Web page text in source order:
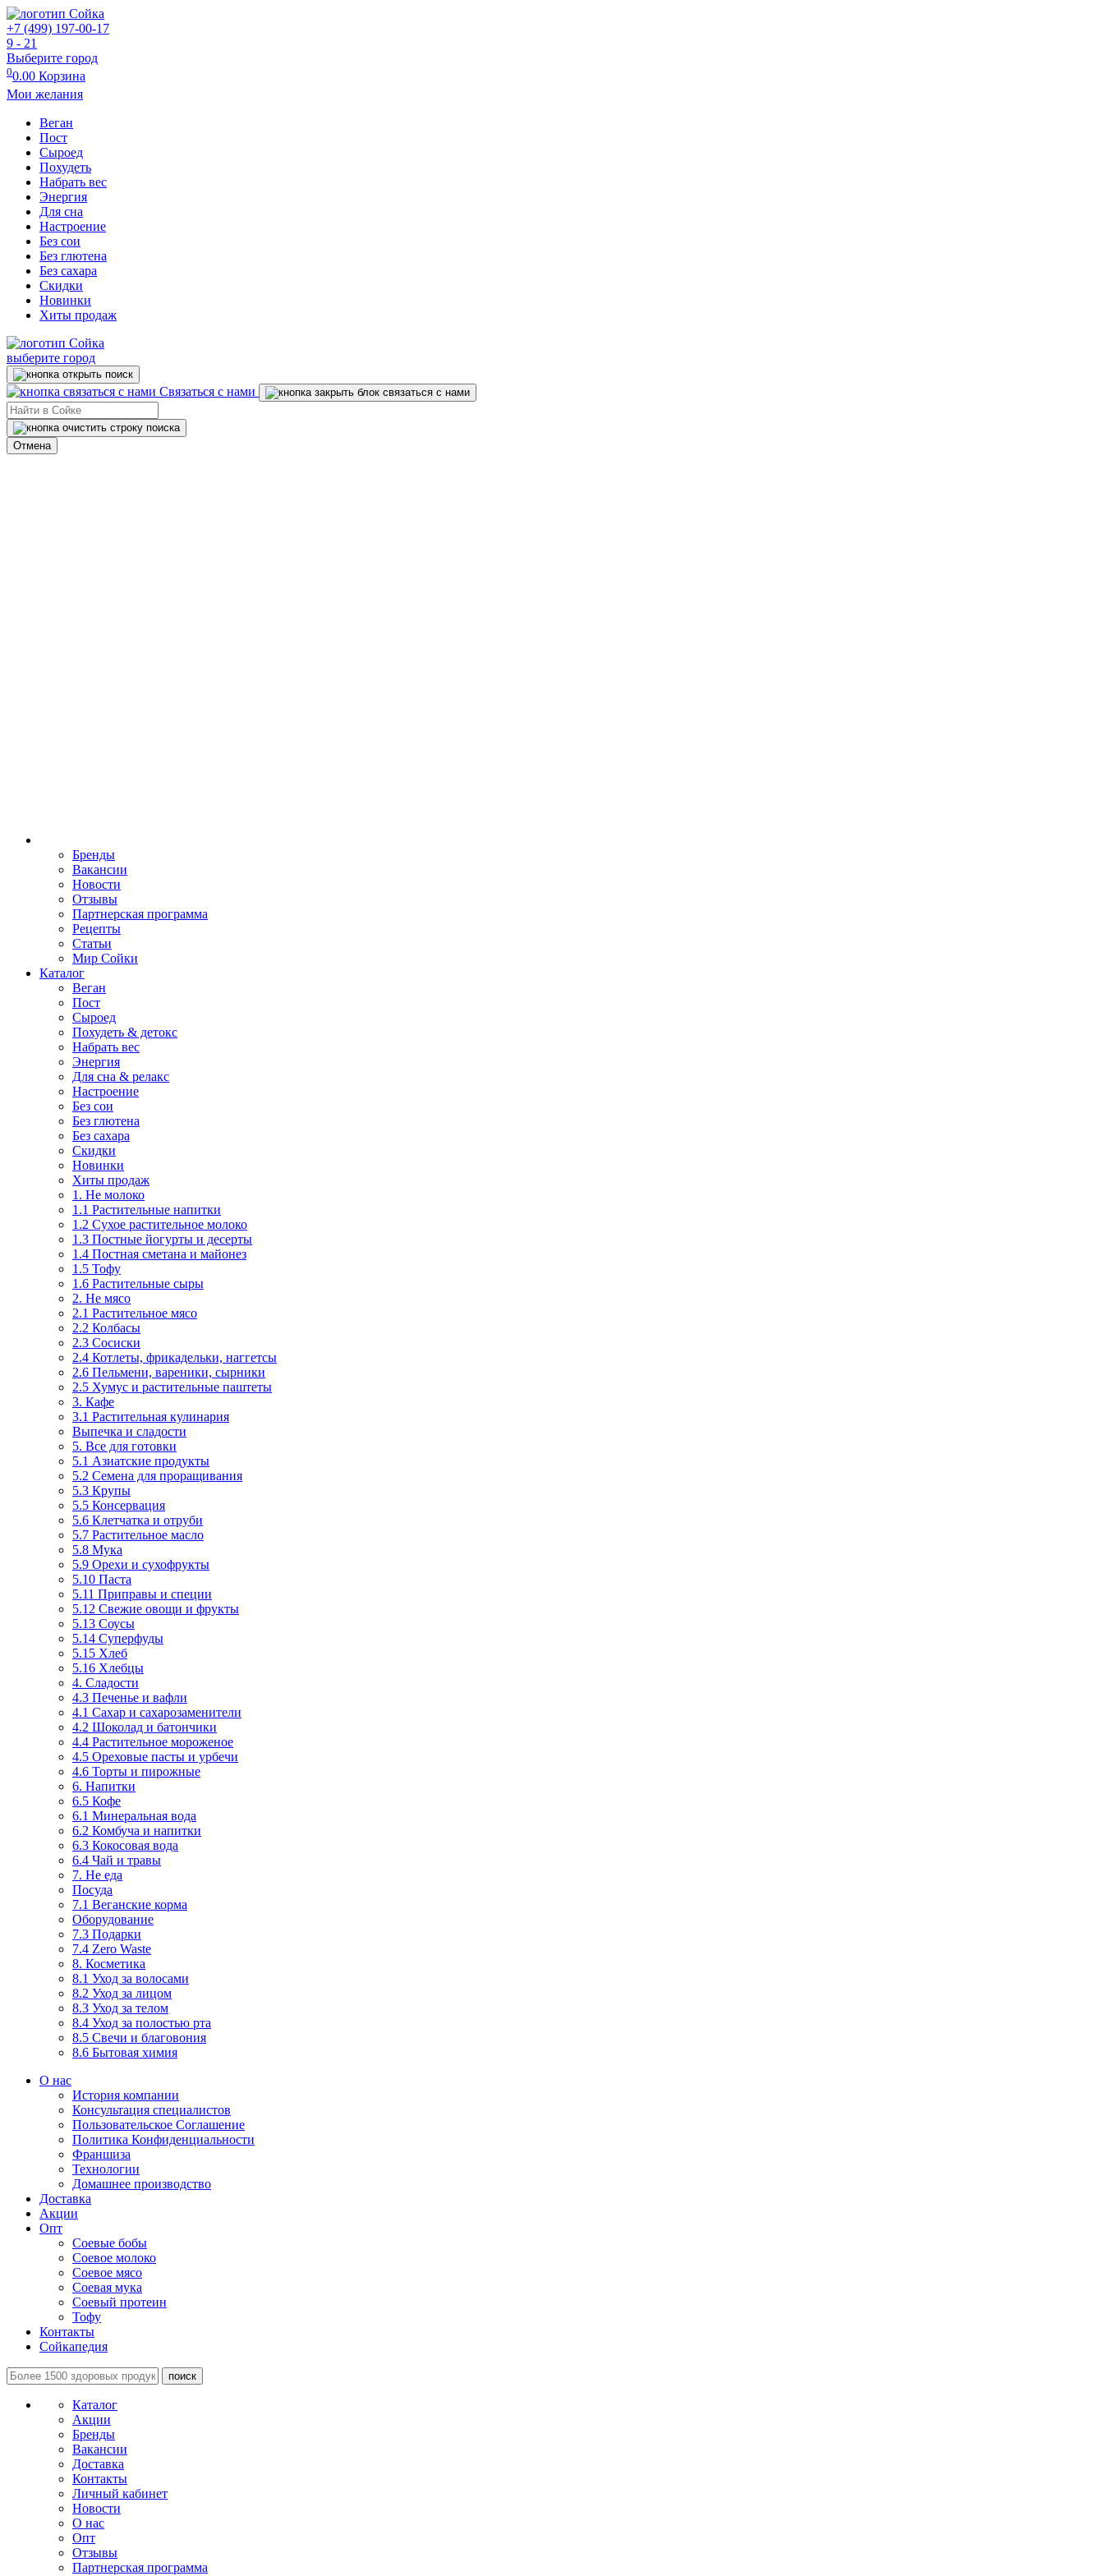
+7 (499) 197-00-17
9 - 21
Выберите город
00.00 Корзина
Мои желания
Веган
Пост
Сыроед
Похудеть
Набрать вес
Энергия
Для сна
Настроение
Без сои
Без глютена
Без сахара
Скидки
Новинки
Хиты продаж
выберите город
Связаться с нами
Отмена
Бренды
Вакансии
Новости
Отзывы
Партнерская программа
Рецепты
Статьи
Мир Сойки
Каталог
Веган
Пост
Сыроед
Похудеть & детокс
Набрать вес
Энергия
Для сна & релакс
Настроение
Без сои
Без глютена
Без сахара
Скидки
Новинки
Хиты продаж
1. Не молоко
1.1 Растительные напитки
1.2 Сухое растительное молоко
1.3 Постные йогурты и десерты
1.4 Постная сметана и майонез
1.5 Тофу
1.6 Растительные сыры
2. Не мясо
2.1 Растительное мясо
2.2 Колбасы
2.3 Сосиски
2.4 Котлеты, фрикадельки, наггетсы
2.6 Пельмени, вареники, сырники
2.5 Хумус и растительные паштеты
3. Кафе
3.1 Растительная кулинария
Выпечка и сладости
5. Все для готовки
5.1 Азиатские продукты
5.2 Семена для проращивания
5.3 Крупы
5.5 Консервация
5.6 Клетчатка и отруби
5.7 Растительное масло
5.8 Мука
5.9 Орехи и сухофрукты
5.10 Паста
5.11 Приправы и специи
5.12 Свежие овощи и фрукты
5.13 Соусы
5.14 Суперфуды
5.15 Хлеб
5.16 Хлебцы
4. Сладости
4.3 Печенье и вафли
4.1 Сахар и сахарозаменители
4.2 Шоколад и батончики
4.4 Растительное мороженое
4.5 Ореховые пасты и урбечи
4.6 Торты и пирожные
6. Напитки
6.5 Кофе
6.1 Минеральная вода
6.2 Комбуча и напитки
6.3 Кокосовая вода
6.4 Чай и травы
7. Не еда
Посуда
7.1 Веганские корма
Оборудование
7.3 Подарки
7.4 Zero Waste
8. Косметика
8.1 Уход за волосами
8.2 Уход за лицом
8.3 Уход за телом
8.4 Уход за полостью рта
8.5 Свечи и благовония
8.6 Бытовая химия
О нас
История компании
Консультация специалистов
Пользовательское Соглашение
Политика Конфиденциальности
Франшиза
Технологии
Домашнее производство
Доставка
Акции
Опт
Соевые бобы
Соевое молоко
Соевое мясо
Соевая мука
Соевый протеин
Тофу
Контакты
Сойкапедия
поиск
Каталог
Акции
Бренды
Вакансии
Доставка
Контакты
Личный кабинет
Новости
О нас
Опт
Отзывы
Партнерская программа